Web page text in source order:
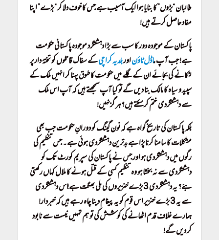
طالبان “بڑوں” کا بنایا ہوا ایک آسیب ہے جس کا خوف دلا کر “بڑے” اپنا
مفاد حاصل کرتے ہیں!
پاکستان کے موجودہ دور کا سب سے بڑا دہشتگرد موجودہ پاکستانی حکومت
ہے! جب آپ ماڈل ٹاؤناوربلدیہ کراچیکے سفاک قاتلوں کو تختۂ دار پر
لٹکانے کی بجائے ان کے گلے میں حکومت کا طوق پہنا کر انہیں ملک کے
سپید و سیاہ کا مالک بنا دیں گے تو کیا آپ سمجھتے ہیں کہ آپ اس ملک
سے دہشتگردی ختم کر سکتے ہیں؟ہر گزنہیں!
بلکہ پاکستان کی تاریخ گواہ ہے کہ نون گینگ کو دورانِ حکومت جب بھی
مشکلات کا سامنا کرنا پڑا ہے بدترین دہشتگردی ہوئی ہے۔ جس تنظیم کی
رگوں میں دہشتگردی ہو اور جس نے پاکستان کی سپریم کورٹ تک کو
دہشتگردی سے نہ بخشا ہو وہ تنظیم کسی کے قتل ہونے کا ملال کہاں رکھتی
ہۓ؟ یہ دہشتگردی 3 بڑے خنزیروں کی ملی بھگت ہے! اس دہشتگردی
سے یہ 3 بڑے خنزیر اس قوم کو یہ پیغام دینا چاہ رہے ہیں کہ خبردار!
ہمارے خلاف قدم اٹھانے کی کوشش کی تو ہم تمہیں نیست سے نابود
کر دیں گے!